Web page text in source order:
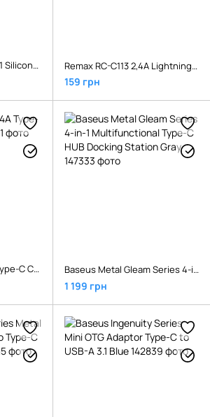
Borofone Type-C BX31 Silicone 3A/1m White Remax RC-C113 2,4A Lightning Cable Black
159 грн
Remax RC-C113 2,4A Type-C Cable White Baseus Metal Gleam Series 4-in-1 Multifunctional Type-C HUB Docking Station Gray
1 199 грн